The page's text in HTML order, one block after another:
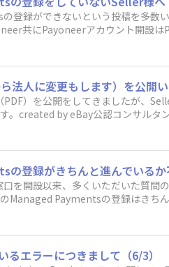
っており、過去のアカウントをク
のアカウント開設が進ま
アカウントをご開設ください。補
トブロックは発生いたしません。
す。PayoneerアカウントとeBay
認の上、お間違いの無いよう入力
、「法人名」は2文字以上で入力
てください。3）氏名の入力ミス
の姓・名はカタカナで、ご記載く
人名が漢字ですとエラーを確認し
しい誕生日を入力してください。
ラーが出ておりましたが、現在
進めていただけますようお願い申
る可能性がございます。大変お手
の変更が完了しましたら、
が逆に登録されている場合→
登録ができないという投稿を多数
共にPayoneerアカウント開設
。※PayoneerのHPから直接
その上で、Payoneerアカウントを
していないとManaged Payments
Paymentsの登録は可能です。
進めてください。※Payoneer口座
まずは最優先として登録をお願い
示されていれば可能。※まだ表示
況しだいで以下のパターンに分か
アカウントにログイン
とeBay を紐づけること）は可能
"Yes, sign in"）から登録作業を行
登録プロセス上で開設途中
Paymentの登録プロセス内
アカウントをPayoneerのホーム
create one”）登録プロセスから
法人に変更もします）を公開
）を公開をしてきましたが、
。created by eBay公認コンサルタ
。eBay サポートチャンネルでは
の登録がきちんと進んでいる
を開設以来、多くいただいた質問
Managed Paymentsの登録はきち
フェーズまでの手続きは完了した
お伝えします。※Payoneerからの
て安心できない）ことが判明して
Paymentにアクセスし下記青枠の
エラーにつきまして（6/3）